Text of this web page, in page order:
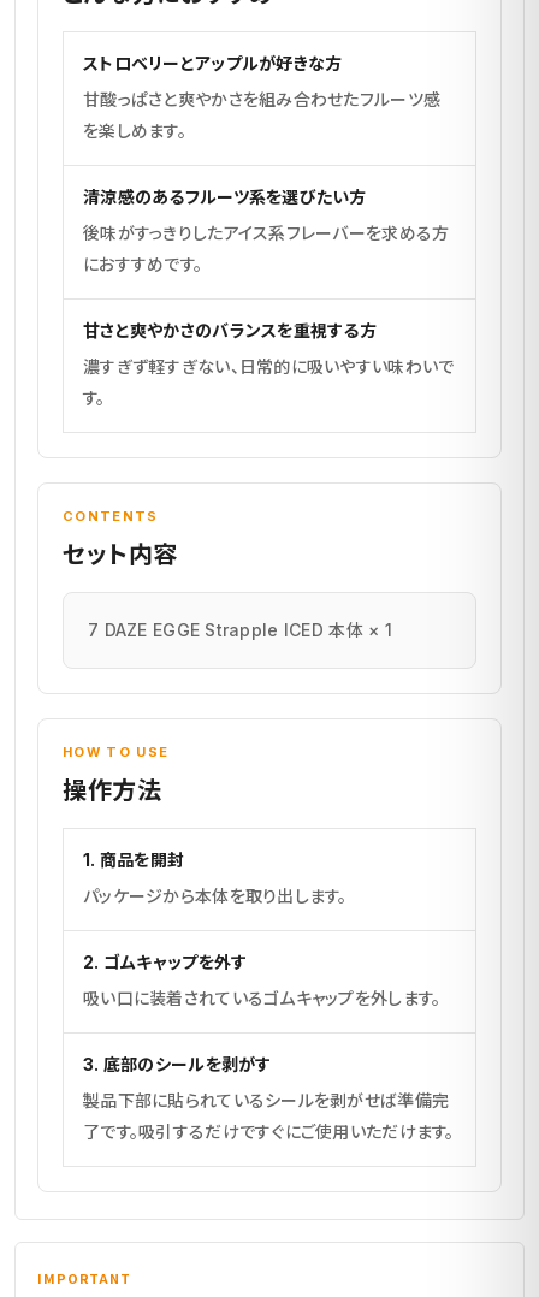
ストロベリーとアップルが好きな方
甘酸っぱさと爽やかさを組み合わせたフルーツ感
を楽しめます。
清涼感のあるフルーツ系を選びたい方
後味がすっきりしたアイス系フレーバーを求める方
におすすめです。
甘さと爽やかさのバランスを重視する方
濃すぎず軽すぎない、日常的に吸いやすい味わいで
す。
CONTENTS
セット内容
7 DAZE EGGE Strapple ICED 本体 × 1
HOW TO USE
操作方法
1. 商品を開封
パッケージから本体を取り出します。
2. ゴムキャップを外す
吸い口に装着されているゴムキャップを外します。
3. 底部のシールを剥がす
製品下部に貼られているシールを剥がせば準備完
了です。吸引するだけですぐにご使用いただけます。
IMPORTANT